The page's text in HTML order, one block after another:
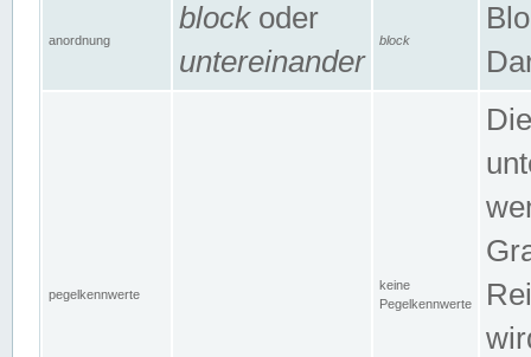
anordnung
blockoder
untereinander
block
pegelkennwerte
keine
Pegelkennwerte